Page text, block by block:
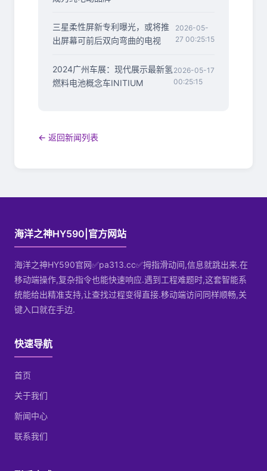
三星柔性屏新专利曝光，或将推
出屏幕可前后双向弯曲的电视
2026-05-
27 00:25:15
2024广州车展：现代展示最新氢
燃料电池概念车INITIUM
2026-05-17
00:25:15
← 返回新闻列表
海洋之神HY590|官方网站
海洋之神HY590官网✅pa313.cc✅拇指滑动间,信息就跳出来.在
移动端操作,复杂指令也能快速响应.遇到工程难题时,这套智能系
统能给出精准支持,让查找过程变得直接.移动端访问同样顺畅,关
键入口就在手边.
快速导航
首页
关于我们
新闻中心
联系我们